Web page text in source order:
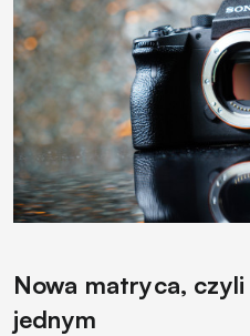
Nowa matryca,
jednym